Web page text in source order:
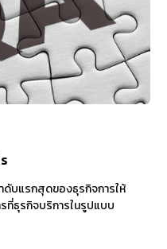
บแรกสุดของธุรกิจการให้
ที่ธุรกิจบริการในรูปแบบ